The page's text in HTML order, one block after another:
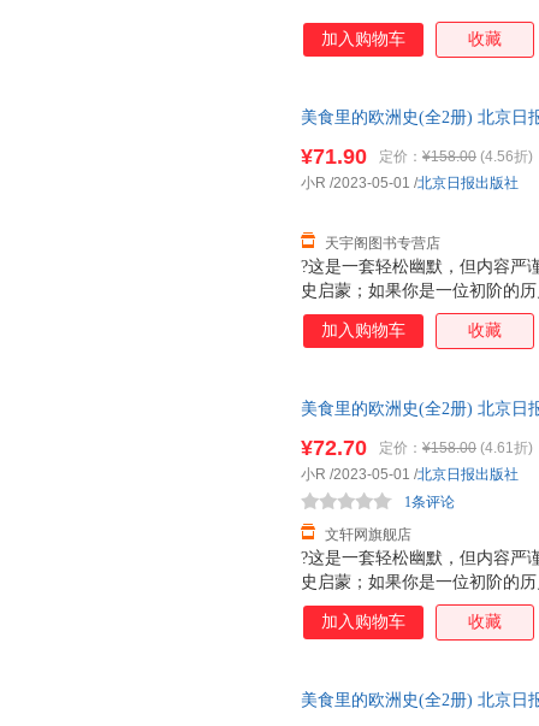
加入购物车 收藏
美食里的欧洲史(全2册) 北京日
?这是一套轻松幽默，但内容严
史启蒙；如果你是一位初阶的
了解跌宕起伏的欧洲历史，收
明治、巧克力和曲奇饼等14种
刻记忆，为后续进行系统化的
子觉得历史枯燥乏味的刻板印
理解的小块信息搭配全景漫画
起来轻松无压力，根本
¥71.90 定价： ¥158.00 (4.56折)
天宇阁图书专营店
小R /2023-05-01 /北京日报出版社
加入购物车 收藏
美食里的欧洲史(全2册) 北京日
?这是一套轻松幽默，但内容严
史启蒙；如果你是一位初阶的
了解跌宕起伏的欧洲历史，收
明治、巧克力和曲奇饼等14种
刻记忆，为后续进行系统化的
¥72.70 定价： ¥158.00 (4.61折)
文轩网旗舰店
1条评论
小R /2023-05-01 /北京日报出版社
加入购物车 收藏
美食里的欧洲史(全2册) 北京日